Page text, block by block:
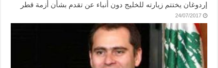
إردوغان يختتم زيارته للخليج دون أنباء عن تقدم بشأن أزمة قطر
24/07/2017